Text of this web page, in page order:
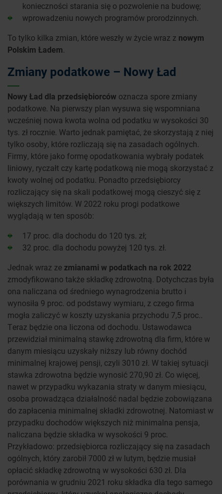
konieczności starania się o pozwolenie na budowę;
wprowadzeniu nowych programów prorodzinnych.
To tylko kilka zmian, które weszły w życie wraz z nowym
Polskim Ładem.
Zmiany podatkowe – Nowy Ład
Nowy Ład dla przedsiębiorców oznacza spore zmiany
podatkowe. Na pierwszy plan wysuwa się wspomniana
wcześniej nowa kwota wolna od podatku w wysokości 30
tys. zł rocznie. Warto jednak pamiętać, że skorzystają z niej
tylko osoby, które rozliczają się na zasadach ogólnych.
Firmy, które jako formę opodatkowania wybrały podatek
liniowy, ryczałt czy kartę podatkową nie mogą skorzystać z
kwoty wolnej od podatku. Ponadto przedsiębiorcy
rozliczający się na skali podatkowej mogą cieszyć się z
większych limitów. W 2022 roku progi podatkowe
wyglądają w ten sposób:
17 proc. dla dochodu do 120 tys. zł;
32 proc. dla dochodu powyżej 120 tys. zł.
Jednak wraz ze zmianami w podatkach na rok 2022
zmodyfikowano także składkę zdrowotną. Dotychczas była
ona naliczana od średniego wynagrodzenia brutto i
wynosiła 9 proc. od podstawy wymiaru, z czego firma
mogła zaliczyć w koszty uzyskania przychodu 7,5 proc..
Teraz będzie ona liczona od dochodu. Ustawodawca
przewidział minimalną stawkę zdrowotną dla firm, które w
danym miesiącu uzyskały niższy lub równy dochód
minimalnej krajowej pensji, czyli 3010 zł. W takiej sytuacji
stawka zdrowotna będzie wynosić 270,90 zł. Co więcej,
nawet w przypadku wykazania straty w danym miesiącu,
osoba prowadząca działalność nadal będzie zobowiązana
do zapłacenia minimalnej składki zdrowotnej. Natomiast w
przypadku dochodów większych niż minimalna pensja,
naliczana będzie składka w wysokości 9 proc.
Przykładowo: przedsiębiorca rozliczający się na zasadach
ogólnych, który zarobił 7000 zł w lutym, będzie musiał
opłacić składkę zdrowotną w wysokości 630 zł. Dla
porównania w grudniu 2021 roku składka dla tego samego